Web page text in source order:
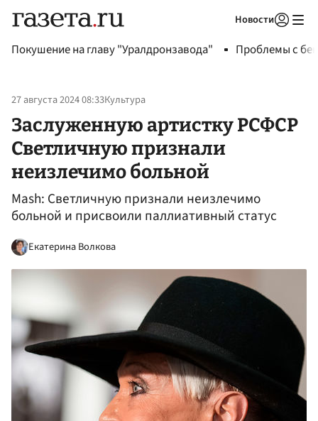
Новости
Покушение на главу "Уралдронзавода" Проблемы с
27 августа 2024 08:33Культура
Заслуженную артистку РСФСР
Светличную признали
неизлечимо больной
Mash: Светличную признали неизлечимо
больной и присвоили паллиативный статус
Екатерина Волкова